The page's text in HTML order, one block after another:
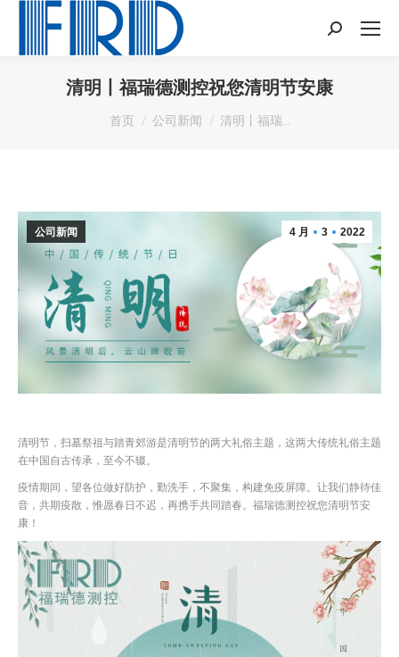
Search:
清明丨福瑞德测控祝您清明节安康
首页 公司新闻 清明丨福瑞…
4 月 3 2022
公司新闻
清明节，扫墓祭祖与踏青郊游是清明节的两大礼俗主题，这两大传统礼俗主题
在中国自古传承，至今不辍。
疫情期间，望各位做好防护，勤洗手，不聚集，构建免疫屏障。让我们静待佳
音，共期疫散，惟愿春日不迟，再携手共同踏春。福瑞德测控祝您清明节安
康！